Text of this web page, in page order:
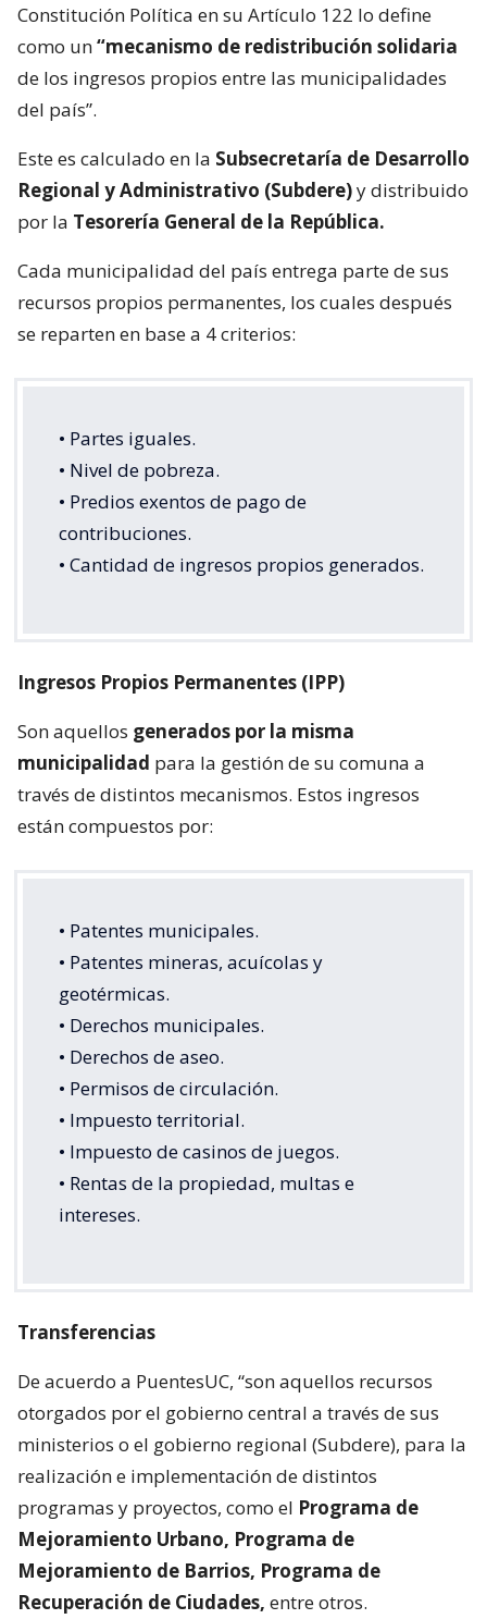
Constitución Política en su Artículo 122 lo define
como un“mecanismo de redistribución solidaria
de los ingresos propios entre las municipalidades
del país”.
Este es calculado en la Subsecretaría de Desarrollo
Regional y Administrativo (Subdere)y distribuido
por la Tesorería General de la República.
Cada municipalidad del país entrega parte de sus
recursos propios permanentes, los cuales después
se reparten en base a 4 criterios:
• Partes iguales.
• Nivel de pobreza.
• Predios exentos de pago de
contribuciones.
• Cantidad de ingresos propios generados.
Ingresos Propios Permanentes (IPP)
Son aquellos generados por la misma
municipalidad para la gestión de su comuna a
través de distintos mecanismos. Estos ingresos
están compuestos por:
• Patentes municipales.
• Patentes mineras, acuícolas y
geotérmicas.
• Derechos municipales.
• Derechos de aseo.
• Permisos de circulación.
• Impuesto territorial.
• Impuesto de casinos de juegos.
• Rentas de la propiedad, multas e
intereses.
Transferencias
De acuerdo a PuentesUC, “son aquellos recursos
otorgados por el gobierno central a través de sus
ministerios o el gobierno regional (Subdere), para la
realización e implementación de distintos
programas y proyectos, como el Programa de
Mejoramiento Urbano, Programa de
Mejoramiento de Barrios, Programa de
Recuperación de Ciudades, entre otros.